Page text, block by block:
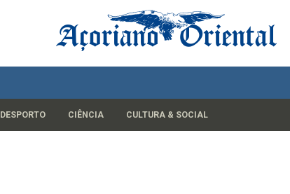
DESPORTO CIÊNCIA CULTURA & SOCIAL